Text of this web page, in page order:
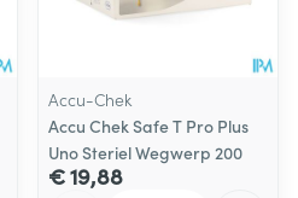
Accu-Chek
Accu Chek Safe T Pro Plus
Uno Steriel Wegwerp 200
€ 19,88